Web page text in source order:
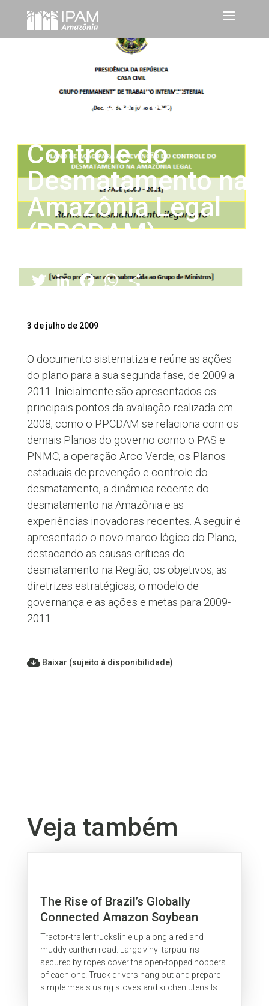
Plano de Ação para
Controle do
Desmatamento na
Amazônia Legal 
(PPCDAM)
Twitter
LinkedIn
Facebook
WhatsApp
Share
3 de julho de 2009
O documento sistematiza e reúne as ações
do plano para a sua segunda fase, de 2009 a
2011. Inicialmente são apresentados os
principais pontos da avaliação realizada em
2008, como o PPCDAM se relaciona com os
demais Planos do governo como o PAS e
PNMC, a operação Arco Verde, os Planos
estaduais de prevenção e controle do
desmatamento, a dinâmica recente do
desmatamento na Amazônia e as
experiências inovadoras recentes. A seguir é
apresentado o novo marco lógico do Plano,
destacando as causas críticas do
desmatamento na Região, os objetivos, as
diretrizes estratégicas, o modelo de
governança e as ações e metas para 2009-
2011.
Baixar (sujeito à disponibilidade)
Veja também
The Rise of Brazil’s Globally
Connected Amazon Soybean
Agriculture
Tractor-trailer truckslin e up along a red and
muddy earthen road. Large vinyl tarpaulins
secured by ropes cover the open-topped hoppers
of each one. Truck drivers hang out and prepare
simple meals using stoves and kitchen utensils